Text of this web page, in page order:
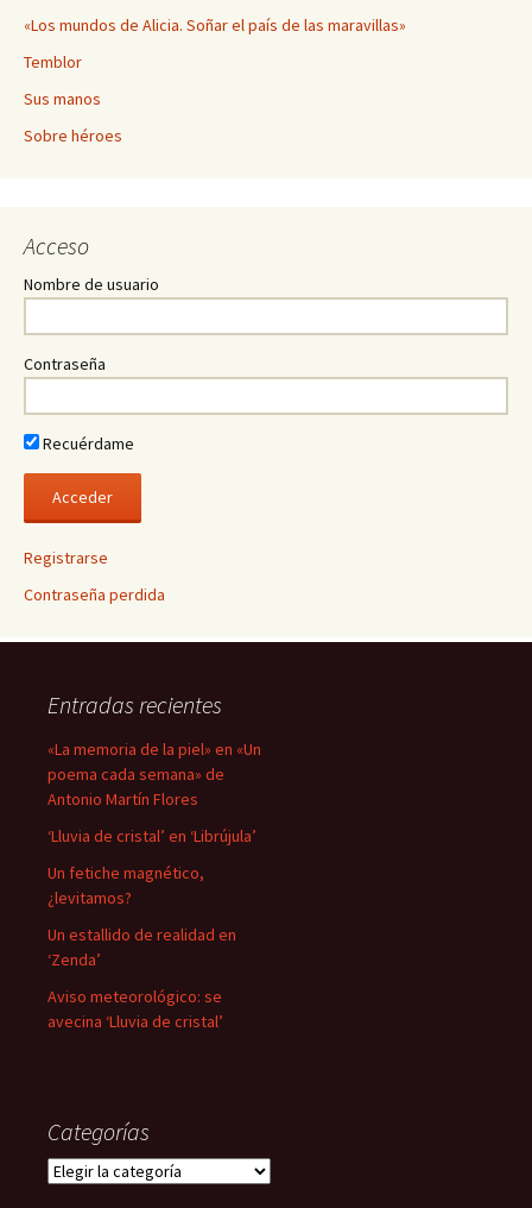
«Los mundos de Alicia. Soñar el país de las maravillas»
Temblor
Sus manos
Sobre héroes
Acceso
Nombre de usuario
Contraseña
Recuérdame
Registrarse
Contraseña perdida
Entradas recientes
«La memoria de la piel» en «Un
poema cada semana» de
Antonio Martín Flores
‘Lluvia de cristal’ en ‘Librújula’
Un fetiche magnético,
¿levitamos?
Un estallido de realidad en
‘Zenda’
Aviso meteorológico: se
avecina ‘Lluvia de cristal’
Categorías
Categorías